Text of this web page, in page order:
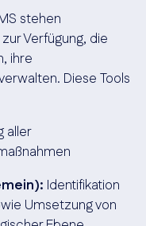
stehen
Verfügung, die
ihre
Diese Tools
aller
Identifikation
Umsetzung von